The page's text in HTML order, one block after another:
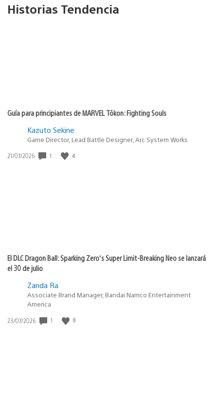
Historias Tendencia
Guía para principiantes de MARVEL Tōkon: Fighting Souls
Kazuto Sekine
Game Director, Lead Battle Designer, Arc System Works
Fecha
21/07/2026 1 4
El DLC Dragon Ball: Sparking Zero’s Super Limit-Breaking Neo se lanzará
el 30 de julio
Zanda Ra
Associate Brand Manager, Bandai Namco Entertainment
America
Fecha
23/07/2026 1 8